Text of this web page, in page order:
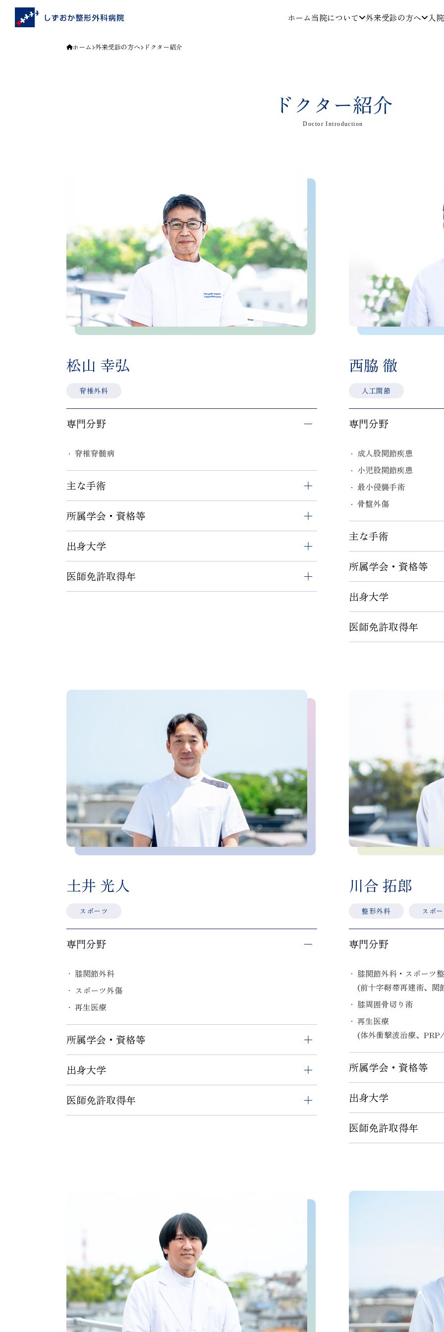
ホーム当院について 外来受診の方へ 入
ホーム 外来受診の方へ ドクター紹介
ドクター紹介
Doctor Introduction
松山 幸弘
脊椎外科
専門分野
脊椎脊髄病
主な手術
脊柱管狭窄症
頸椎椎弓形成
頸椎前方除圧固定
脊柱変形
脊髄腫瘍
所属学会・資格等
日本整形外科学会認定脊椎脊髄病医
日本整形外科専門医
日本脊椎脊髄病学会 脊椎脊髄外科専門医
日本脊椎脊髄病学会脊椎脊髄外科指導医
Scoliosis Research Society Active Fellow
Scoli-RISK-1 and PEEDS study member
Stearing member of the AO Spine Knowledge Forum Deformity
出身大学
広島大学医学部医学科
医師免許取得年
西脇 徹
人工関節
専門分野
成人股関節疾患
小児股関節疾患
最小侵襲手術
骨盤外傷
主な手術
人工股関節最小侵襲手術
股関節周囲骨切り術
所属学会・資格等
日本整形外科学会専門医
日本整形外科学会認定
小児運動器疾患指導管理
日本人工関節学会 評議
日本股関節学会
骨折治療学会
東日本整形災害外科学会
関東整形災害外科学会
日仏整形外科学会
出身大学
慶應義塾大学医学部
医師免許取得年
土井 光人
スポーツ
専門分野
膝関節外科
スポーツ外傷
再生医療
所属学会・資格等
日本整形外科学会 専門医
日本スポーツ協会 公認スポーツドクター
日本整形外科学会 認定スポーツ医
清水エスパルス チームドクター
出身大学
浜松医科大学医学部医学科
医師免許取得年
川合 拓郎
整形外科 スポ
専門分野
膝関節外科・スポーツ
(前十字靭帯再建術、関
膝周囲骨切り術
再生医療
(体外衝撃波治療、
所属学会・資格等
日本整形外科学会 専門医
日本整形外科学会認定
日本スポーツ協会公認
日本バスケットボール
出身大学
自治医科大学医学部
医師免許取得年